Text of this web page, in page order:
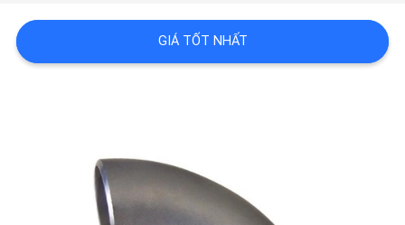
SOÁT
CHẤT
GIÁ TỐT NHẤT